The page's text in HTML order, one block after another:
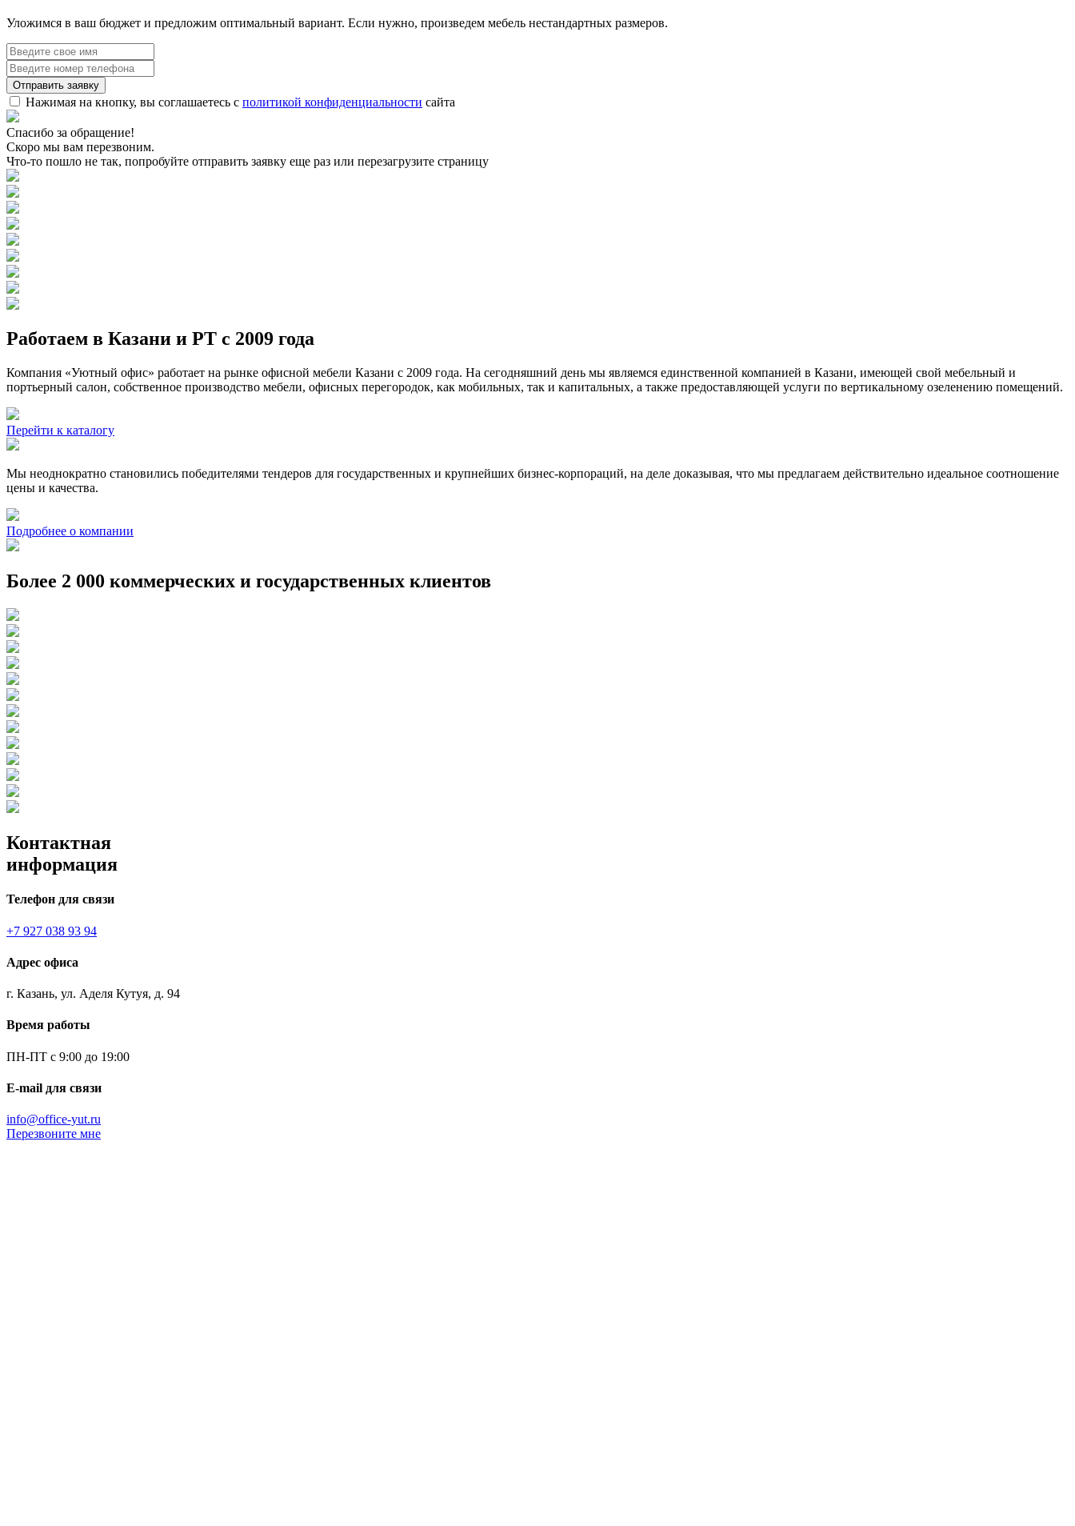
Уложимся в ваш бюджет и предложим оптимальный вариант. Если нужно, произведем мебель нестандартных размеров.
Нажимая на кнопку, вы соглашаетесь с политикой конфиденциальности сайта
Спасибо за обращение!
Скоро мы вам перезвоним.
Что-то пошло не так, попробуйте отправить заявку еще раз или перезагрузите страницу
Работаем в Казани и РТ с 2009 года
Компания «Уютный офис» работает на рынке офисной мебели Казани с 2009 года. На сегодняшний день мы являемся единственной компанией в Казани, имеющей свой мебельный и
портьерный салон, собственное производство мебели, офисных перегородок, как мобильных, так и капитальных, а также предоставляющей услуги по вертикальному озеленению помещений.
Перейти к каталогу
Мы неоднократно становились победителями тендеров для государственных и крупнейших бизнес-корпораций, на деле доказывая, что мы предлагаем действительно идеальное соотношение
цены и качества.
Подробнее о компании
Более 2 000 коммерческих и государственных клиентов
Контактная
информация
Телефон для связи
+7 927 038 93 94
Адрес офиса
г. Казань, ул. Аделя Кутуя, д. 94
Время работы
ПН-ПТ с 9:00 до 19:00
E-mail для связи
info@office-yut.ru
Перезвоните мне